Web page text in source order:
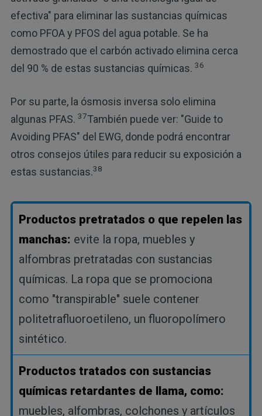
efectiva" para eliminar las sustancias químicas
como PFOA y PFOS del agua potable. Se ha
demostrado que el carbón activado elimina cerca
del 90 % de estas sustancias químicas. 36
Por su parte, la ósmosis inversa solo elimina
algunas PFAS. 37También puede ver: "Guide to
Avoiding PFAS" del EWG, donde podrá encontrar
otros consejos útiles para reducir su exposición a
estas sustancias.38
Productos pretratados o que repelen las
manchas: evite la ropa, muebles y
alfombras pretratadas con sustancias
químicas. La ropa que se promociona
como "transpirable" suele contener
politetrafluoroetileno, un fluoropolímero
sintético.
Productos tratados con sustancias
químicas retardantes de llama, como:
muebles, alfombras, colchones y artículos